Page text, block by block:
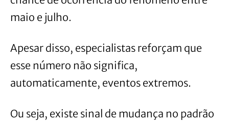
maio e julho.
Apesar disso, especialistas reforçam que
esse número não significa,
automaticamente, eventos extremos.
Ou seja, existe sinal de mudança no padrão